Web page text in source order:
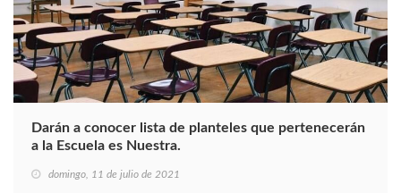
Darán a conocer lista de planteles que pertenecerán
a la Escuela es Nuestra.
domingo, 11 de julio de 2021